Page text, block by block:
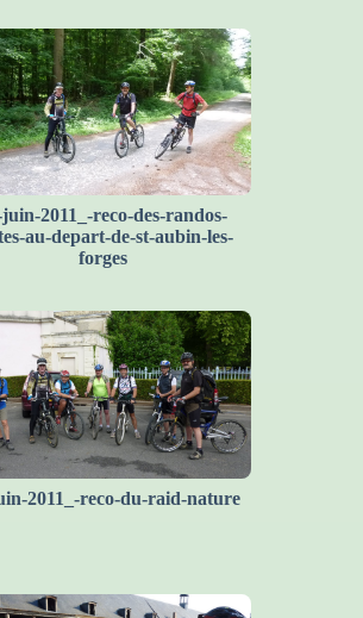
juin-2011_-reco-des-randos-
au-depart-de-st-aubin-les-
forges
2011_-reco-du-raid-nature